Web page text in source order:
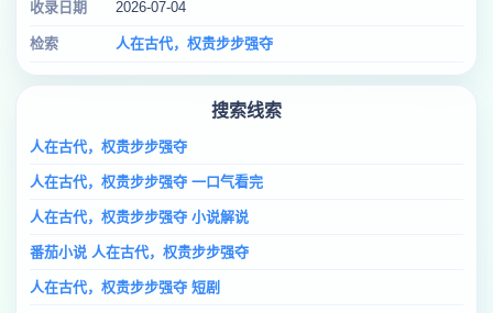
收录日期 2026-07-04
检索 人在古代，权贵步步强夺
搜索线索
人在古代，权贵步步强夺
人在古代，权贵步步强夺 一口气看完
人在古代，权贵步步强夺 小说解说
番茄小说 人在古代，权贵步步强夺
人在古代，权贵步步强夺 短剧